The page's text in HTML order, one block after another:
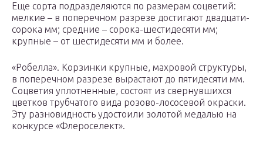
Еще сорта подразделяются по размерам соцветий:
мелкие – в поперечном разрезе достигают двадцати-
сорока мм; средние – сорока-шестидесяти мм;
крупные – от шестидесяти мм и более.
«Робелла». Корзинки крупные, махровой структуры,
в поперечном разрезе вырастают до пятидесяти мм.
Соцветия уплотненные, состоят из свернувшихся
цветков трубчатого вида розово-лососевой окраски.
Эту разновидность удостоили золотой медалью на
конкурсе «Флероселект».